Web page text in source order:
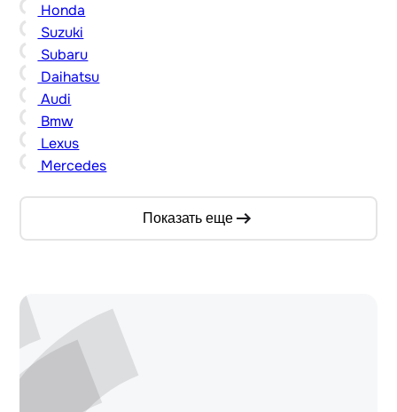
Honda
Suzuki
Subaru
Daihatsu
Audi
Bmw
Lexus
Mercedes
Показать еще